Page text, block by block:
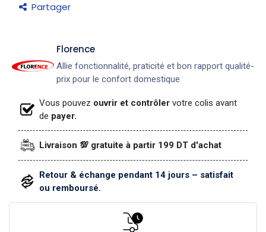
Partager
​Florence
Allie fonctionnalité, praticité et bon rapport qualité-
prix pour le confort domestique
Vous pouvez ouvrir et contrôler votre colis avant
de payer.
Livraison 💯 gratuite à partir 199 DT d'achat
Retour & échange pendant 14 jours – satisfait
ou remboursé.